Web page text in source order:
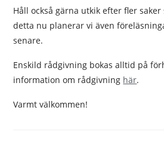
Håll också gärna utkik efter fler
detta nu planerar vi även
senare.
Enskild rådgivning bokas alltid på
information om rådgivning här.
Varmt välkommen!